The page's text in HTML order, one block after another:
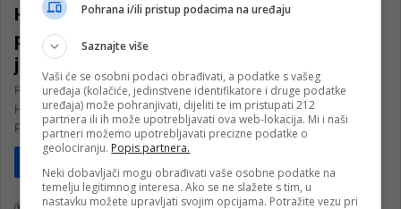
Hrnjić: Uvijek smo na strani
poljoprivrednika i radimo samo ono što
je u njihovom interesu
Federalni ministar poljoprivrede, vodoprivrede i šumarstva Kemal
Hrnjić i zamjenik predsjedavajućeg Zastupničkog doma
Parlamentarne skupštine BiH Denis Zvizdić u utorak…
Društvo
Pohrana i/ili pristup podacima na uređaju
Saznajte više
Vaši će se osobni podaci obrađivati, a podatke s vašeg
uređaja (kolačiće, jedinstvene identifikatore i druge podatke
uređaja) može pohranjivati, dijeliti te im pristupati 212
partnera ili ih može upotrebljavati ova web-lokacija. Mi i naši
partneri možemo upotrebljavati precizne podatke o
geolociranju. Popis partnera.
Neki dobavljači mogu obrađivati vaše osobne podatke na
temelju legitimnog interesa. Ako se ne slažete s tim, u
nastavku možete upravljati svojim opcijama. Potražite vezu pri